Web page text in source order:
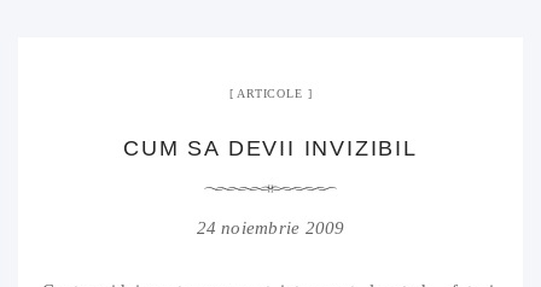
ARTICOLE
CUM SA DEVII INVIZIBIL
24 noiembrie 2009